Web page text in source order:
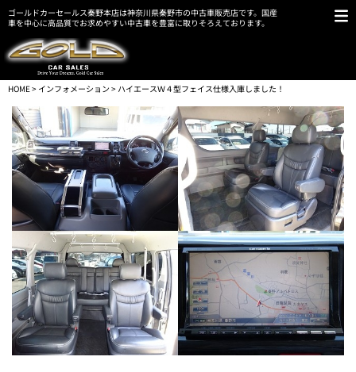
ゴールドカーセールス秦野本店は神奈川県秦野市の中古車販売店です。国産
車を中心に高品質でお求めやすい中古車を豊富に取りそろえております。
HOME> インフォメーション > ハイエースＷ４型フェイス仕様入庫しました！